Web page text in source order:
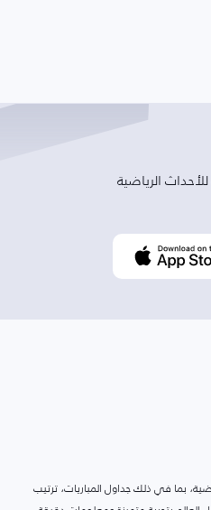
الرياضية
بما في ذلك جداول المباريات، ترتيب